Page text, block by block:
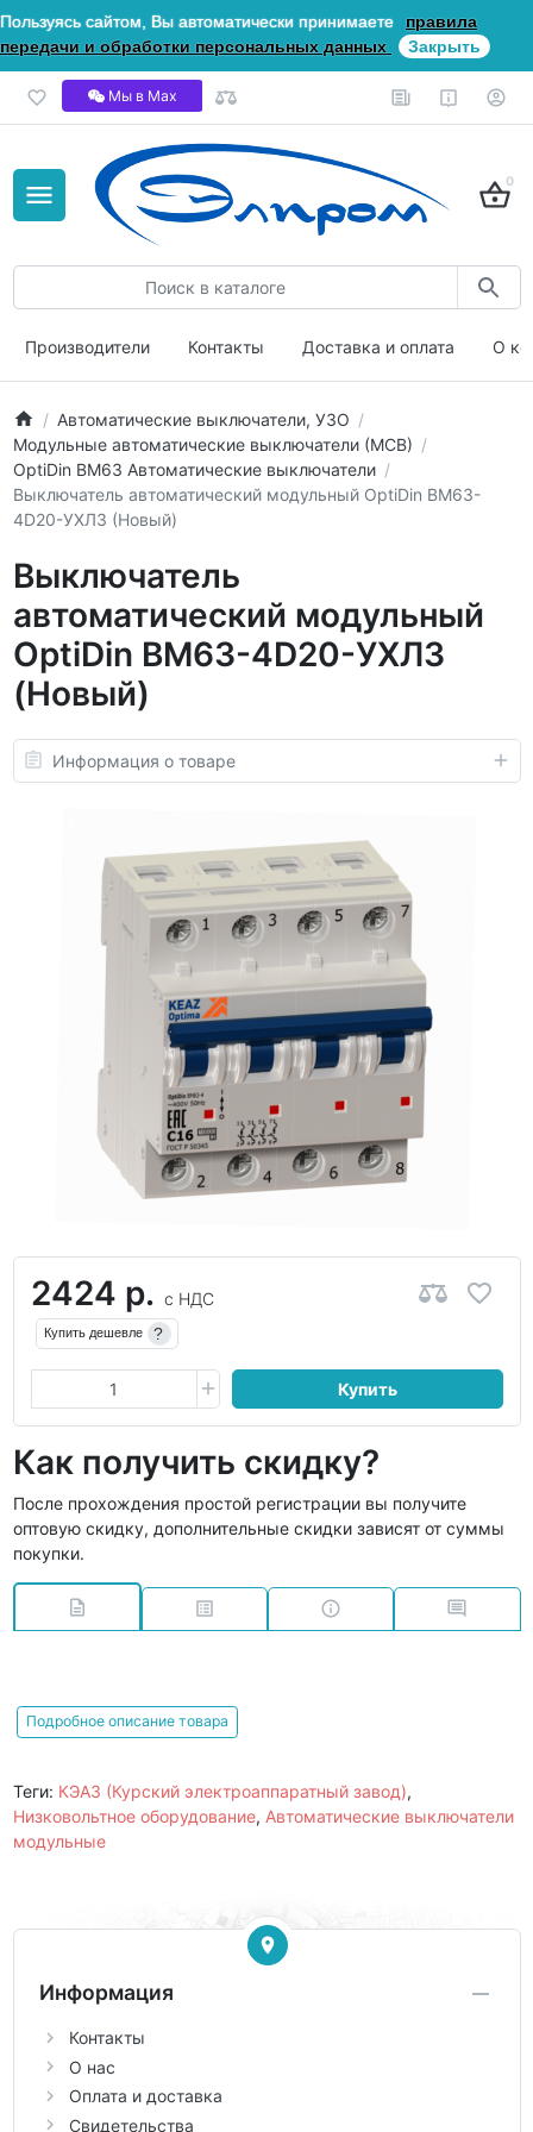
Пользуясь сайтом, Вы автоматически принимаете
правила
передачи и обработки персональных данных
Закрыть
Мы в Мах
0
Производители Контакты Доставка и оплата О
Автоматические выключатели, УЗО
Модульные автоматические выключатели (МСВ)
OptiDin ВМ63 Автоматические выключатели
Выключатель автоматический модульный OptiDin BM63-
4D20-УХЛ3 (Новый)
Выключатель
автоматический модульный
OptiDin BM63-4D20-УХЛ3
(Новый)
Информация о товаре
2424 р. с НДС
Купить дешевле ?
Купить
Как получить скидку?
После прохождения простой регистрации вы получите
оптовую скидку, дополнительные скидки зависят от суммы
покупки.
Подробное описание товара
Теги: КЭАЗ (Курский электроаппаратный завод),
Низковольтное оборудование, Автоматические выключатели
модульные
Информация
Контакты
О нас
Оплата и доставка
Свидетельства